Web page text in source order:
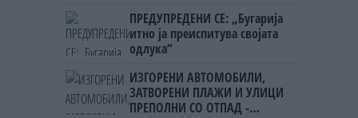
ПРЕДУПРЕДЕНИ СЕ: „Бугарија
итно ја преиспитува својата
одлука“
ИЗГОРЕНИ АВТОМОБИЛИ,
ЗАТВОРЕНИ ПЛАЖИ И УЛИЦИ
ПРЕПОЛНИ СО ОТПАД -